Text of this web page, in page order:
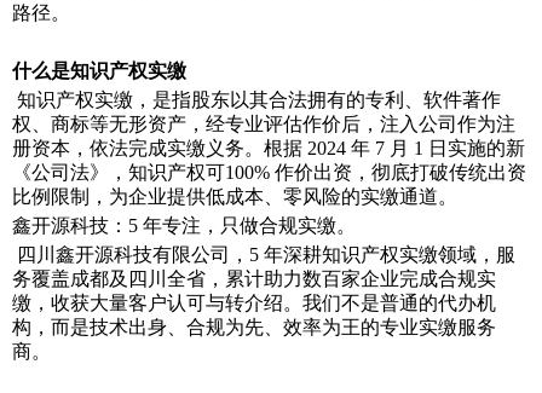
路径。
什么是知识产权实缴
知识产权实缴，是指股东以其合法拥有的专利、软件著作
权、商标等无形资产，经专业评估作价后，注入公司作为注
册资本，依法完成实缴义务。根据 2024 年 7 月 1 日实施的新
《公司法》，知识产权可100% 作价出资，彻底打破传统出资
比例限制，为企业提供低成本、零风险的实缴通道。
鑫开源科技：5 年专注，只做合规实缴。
四川鑫开源科技有限公司，5 年深耕知识产权实缴领域，服
务覆盖成都及四川全省，累计助力数百家企业完成合规实
缴，收获大量客户认可与转介绍。我们不是普通的代办机
构，而是技术出身、合规为先、效率为王的专业实缴服务
商。